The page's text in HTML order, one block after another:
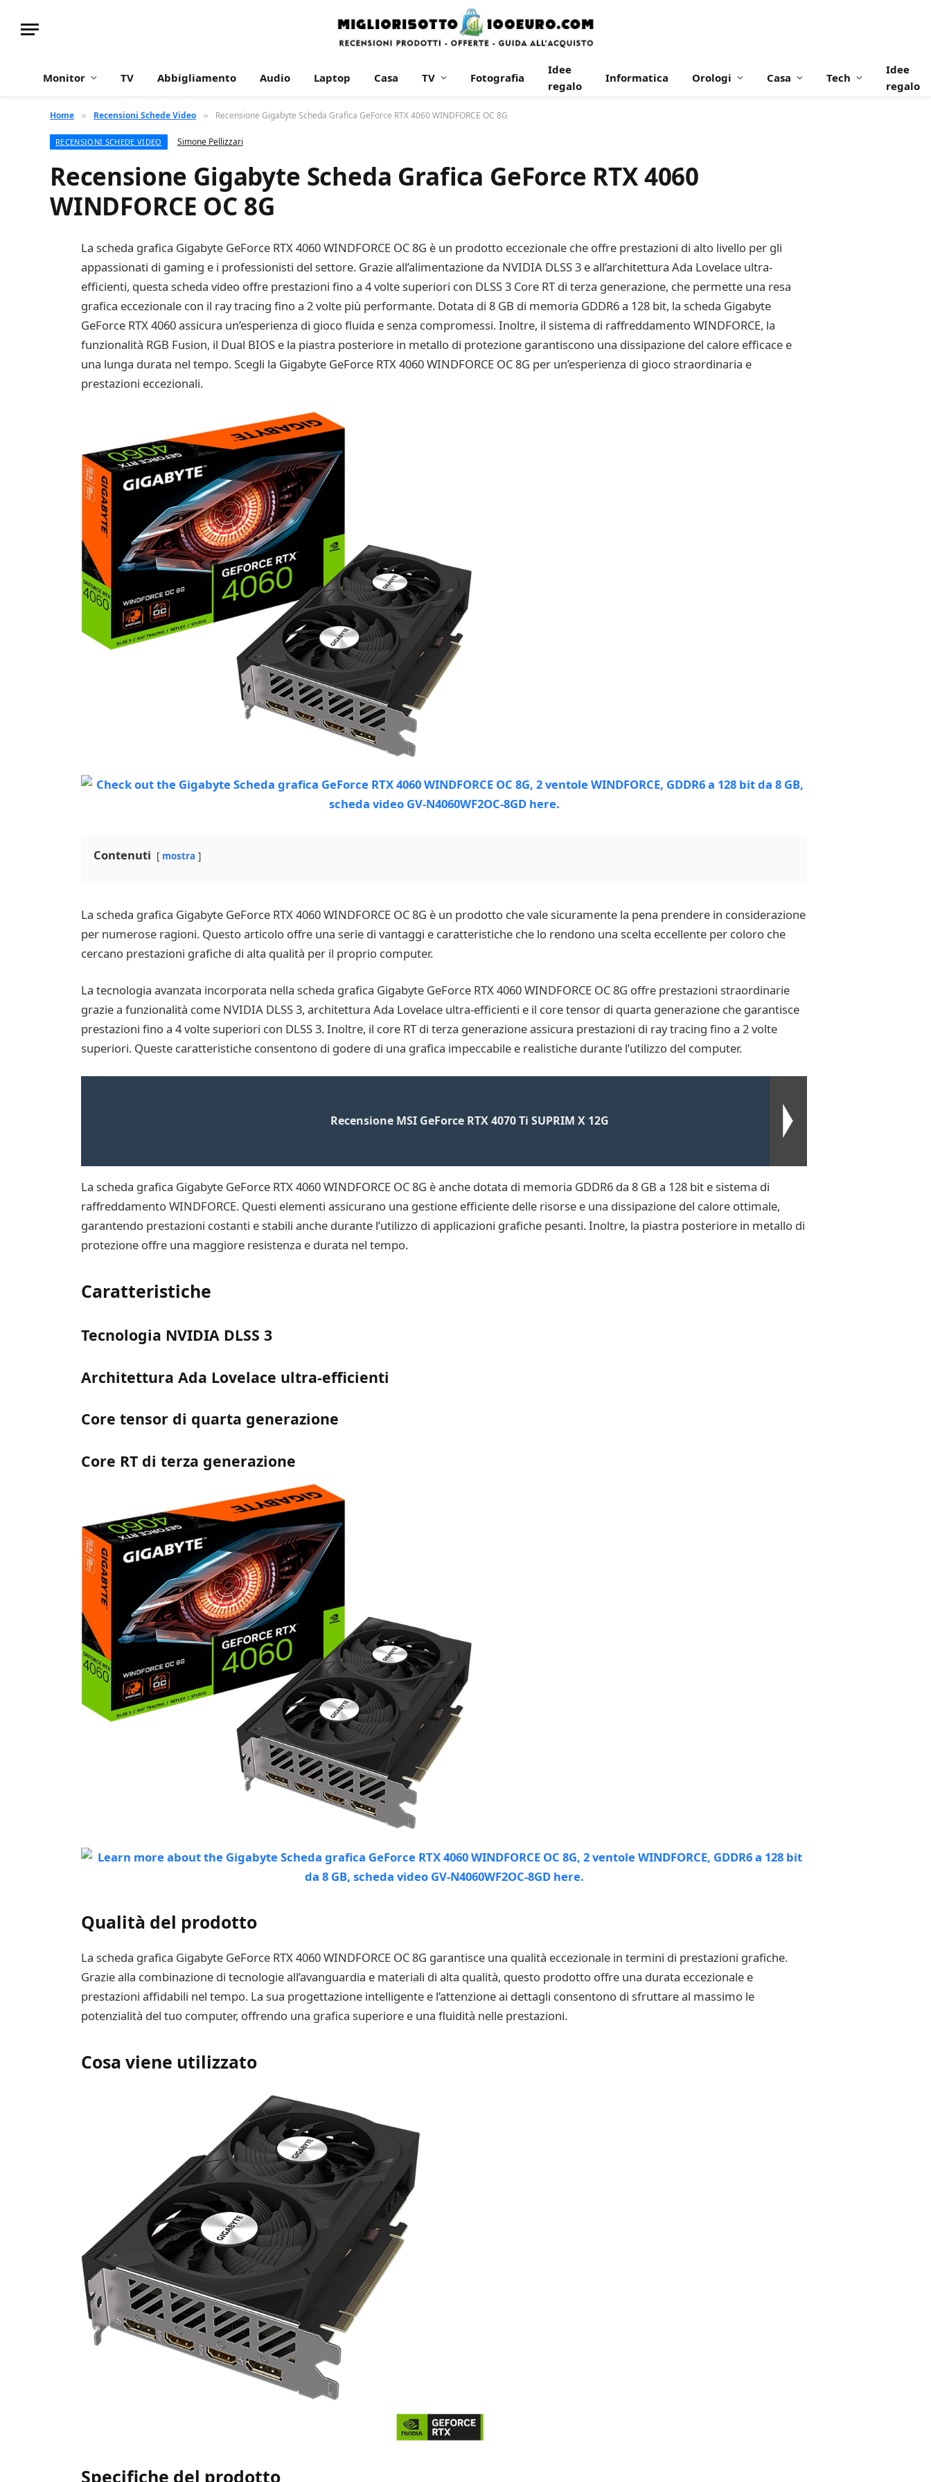
Monitor TV Abbigliamento Audio Laptop Casa TV Fotografia
Idee
regalo
Informatica Orologi Casa Tech
Idee
regalo
Home » Recensioni Schede Video » Recensione Gigabyte Scheda Grafica GeForce RTX 4060 WINDFORCE OC 8G
RECENSIONI SCHEDE VIDEO Simone Pellizzari
Recensione Gigabyte Scheda Grafica GeForce RTX 4060
WINDFORCE OC 8G
La scheda grafica Gigabyte GeForce RTX 4060 WINDFORCE OC 8G è un prodotto eccezionale che offre prestazioni di alto livello per gli
appassionati di gaming e i professionisti del settore. Grazie all’alimentazione da NVIDIA DLSS 3 e all’architettura Ada Lovelace ultra-
efficienti, questa scheda video offre prestazioni fino a 4 volte superiori con DLSS 3 Core RT di terza generazione, che permette una resa
grafica eccezionale con il ray tracing fino a 2 volte più performante. Dotata di 8 GB di memoria GDDR6 a 128 bit, la scheda Gigabyte
GeForce RTX 4060 assicura un’esperienza di gioco fluida e senza compromessi. Inoltre, il sistema di raffreddamento WINDFORCE, la
funzionalità RGB Fusion, il Dual BIOS e la piastra posteriore in metallo di protezione garantiscono una dissipazione del calore efficace e
una lunga durata nel tempo. Scegli la Gigabyte GeForce RTX 4060 WINDFORCE OC 8G per un’esperienza di gioco straordinaria e
prestazioni eccezionali.
Contenuti mostra
La scheda grafica Gigabyte GeForce RTX 4060 WINDFORCE OC 8G è un prodotto che vale sicuramente la pena prendere in considerazione
per numerose ragioni. Questo articolo offre una serie di vantaggi e caratteristiche che lo rendono una scelta eccellente per coloro che
cercano prestazioni grafiche di alta qualità per il proprio computer.
La tecnologia avanzata incorporata nella scheda grafica Gigabyte GeForce RTX 4060 WINDFORCE OC 8G offre prestazioni straordinarie
grazie a funzionalità come NVIDIA DLSS 3, architettura Ada Lovelace ultra-efficienti e il core tensor di quarta generazione che garantisce
prestazioni fino a 4 volte superiori con DLSS 3. Inoltre, il core RT di terza generazione assicura prestazioni di ray tracing fino a 2 volte
superiori. Queste caratteristiche consentono di godere di una grafica impeccabile e realistiche durante l’utilizzo del computer.
Recensione MSI GeForce RTX 4070 Ti SUPRIM X 12G
La scheda grafica Gigabyte GeForce RTX 4060 WINDFORCE OC 8G è anche dotata di memoria GDDR6 da 8 GB a 128 bit e sistema di
raffreddamento WINDFORCE. Questi elementi assicurano una gestione efficiente delle risorse e una dissipazione del calore ottimale,
garantendo prestazioni costanti e stabili anche durante l’utilizzo di applicazioni grafiche pesanti. Inoltre, la piastra posteriore in metallo di
protezione offre una maggiore resistenza e durata nel tempo.
Caratteristiche
Tecnologia NVIDIA DLSS 3
Architettura Ada Lovelace ultra-efficienti
Core tensor di quarta generazione
Core RT di terza generazione
Qualità del prodotto
La scheda grafica Gigabyte GeForce RTX 4060 WINDFORCE OC 8G garantisce una qualità eccezionale in termini di prestazioni grafiche.
Grazie alla combinazione di tecnologie all’avanguardia e materiali di alta qualità, questo prodotto offre una durata eccezionale e
prestazioni affidabili nel tempo. La sua progettazione intelligente e l’attenzione ai dettagli consentono di sfruttare al massimo le
potenzialità del tuo computer, offrendo una grafica superiore e una fluidità nelle prestazioni.
Cosa viene utilizzato
Specifiche del prodotto